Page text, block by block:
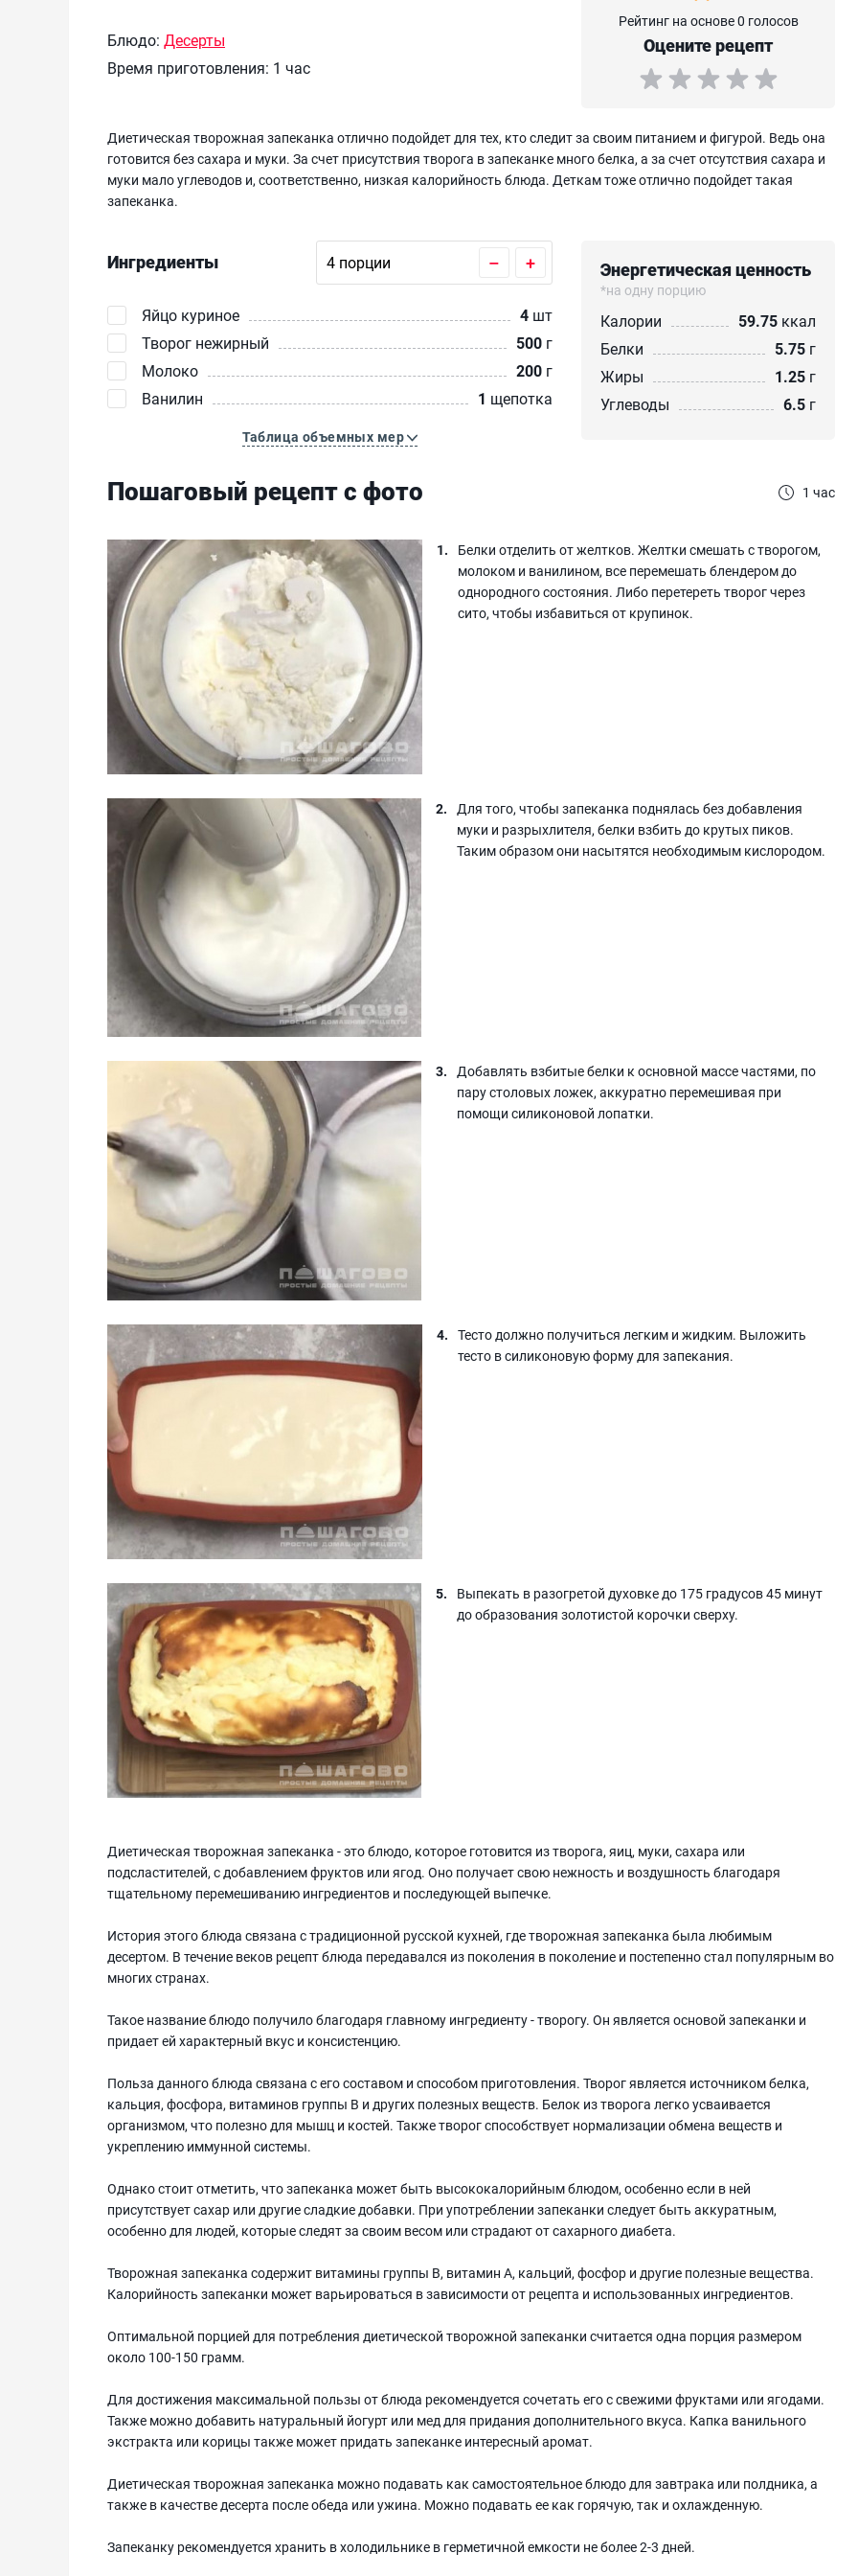
Блюдо: Десерты
Время приготовления: 1 час
Рейтинг на основе 0 голосов
Оцените рецепт
Диетическая творожная запеканка отлично подойдет для тех, кто следит за своим питанием и фигурой. Ведь она
готовится без сахара и муки. За счет присутствия творога в запеканке много белка, а за счет отсутствия сахара и
муки мало углеводов и, соответственно, низкая калорийность блюда. Деткам тоже отлично подойдет такая
запеканка.
Ингредиенты – +
Яйцо куриное 4 шт
Творог нежирный
500 г
Молоко
200 г
Ванилин
1 щепотка
Таблица объемных мер
Энергетическая ценность
*на одну порцию
Калории 59.75 ккал
Белки
5.75 г
Жиры
1.25 г
Углеводы
6.5 г
Пошаговый рецепт с фото 1 час
Белки отделить от желтков. Желтки смешать с творогом,
молоком и ванилином, все перемешать блендером до
однородного состояния. Либо перетереть творог через
сито, чтобы избавиться от крупинок.
Для того, чтобы запеканка поднялась без добавления
муки и разрыхлителя, белки взбить до крутых пиков.
Таким образом они насытятся необходимым кислородом.
Добавлять взбитые белки к основной массе частями, по
пару столовых ложек, аккуратно перемешивая при
помощи силиконовой лопатки.
Тесто должно получиться легким и жидким. Выложить
тесто в силиконовую форму для запекания.
Выпекать в разогретой духовке до 175 градусов 45 минут
до образования золотистой корочки сверху.
Диетическая творожная запеканка - это блюдо, которое готовится из творога, яиц, муки, сахара или
подсластителей, с добавлением фруктов или ягод. Оно получает свою нежность и воздушность благодаря
тщательному перемешиванию ингредиентов и последующей выпечке.
История этого блюда связана с традиционной русской кухней, где творожная запеканка была любимым
десертом. В течение веков рецепт блюда передавался из поколения в поколение и постепенно стал популярным во
многих странах.
Такое название блюдо получило благодаря главному ингредиенту - творогу. Он является основой запеканки и
придает ей характерный вкус и консистенцию.
Польза данного блюда связана с его составом и способом приготовления. Творог является источником белка,
кальция, фосфора, витаминов группы В и других полезных веществ. Белок из творога легко усваивается
организмом, что полезно для мышц и костей. Также творог способствует нормализации обмена веществ и
укреплению иммунной системы.
Однако стоит отметить, что запеканка может быть высококалорийным блюдом, особенно если в ней
присутствует сахар или другие сладкие добавки. При употреблении запеканки следует быть аккуратным,
особенно для людей, которые следят за своим весом или страдают от сахарного диабета.
Творожная запеканка содержит витамины группы В, витамин А, кальций, фосфор и другие полезные вещества.
Калорийность запеканки может варьироваться в зависимости от рецепта и использованных ингредиентов.
Оптимальной порцией для потребления диетической творожной запеканки считается одна порция размером
около 100-150 грамм.
Для достижения максимальной пользы от блюда рекомендуется сочетать его с свежими фруктами или ягодами.
Также можно добавить натуральный йогурт или мед для придания дополнительного вкуса. Капка ванильного
экстракта или корицы также может придать запеканке интересный аромат.
Диетическая творожная запеканка можно подавать как самостоятельное блюдо для завтрака или полдника, а
также в качестве десерта после обеда или ужина. Можно подавать ее как горячую, так и охлажденную.
Запеканку рекомендуется хранить в холодильнике в герметичной емкости не более 2-3 дней.